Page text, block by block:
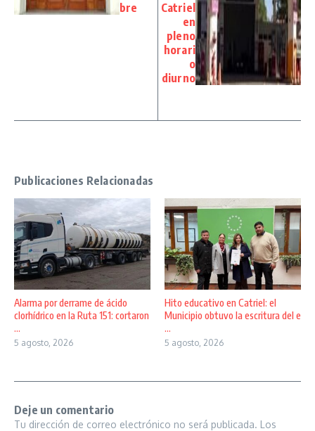
bre
Catriel
en
pleno
horari
o
diurno
Publicaciones Relacionadas
Alarma por derrame de ácido
clorhídrico en la Ruta 151: cortaron
...
5 agosto, 2026
Hito educativo en Catriel: el
Municipio obtuvo la escritura del e
...
5 agosto, 2026
Deje un comentario
Tu dirección de correo electrónico no será publicada. Los